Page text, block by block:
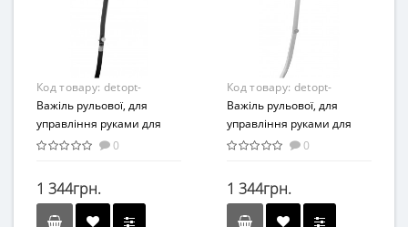
Код товару: detopt-
876320
Важіль рульової, для
управління руками для
NineBot Black (Чорний)
0
1 344грн.
Код товару: detopt-
876321
Важіль рульової, для
управління руками для
NineBot White (Білий)
0
1 344грн.